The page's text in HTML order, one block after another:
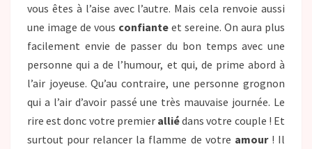
vous êtes à l’aise avec l’autre. Mais cela renvoie aussi
une image de vous confiante et sereine. On aura plus
facilement envie de passer du bon temps avec une
personne qui a de l’humour, et qui, de prime abord à
l’air joyeuse. Qu’au contraire, une personne grognon
qui a l’air d’avoir passé une très mauvaise journée. Le
rire est donc votre premier alliédans votre couple ! Et
surtout pour relancer la flamme de votre amour ! Il